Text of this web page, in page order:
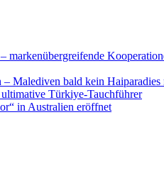
markenübergreifende
Malediven bald kein Haiparadies
Türkiye-Tauchführer
in Australien eröffnet